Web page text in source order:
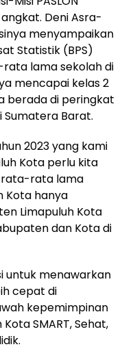
Deni Asra-
menyampaikan
Statistik (BPS)
lama sekolah di
mencapai kelas 2
berada di peringkat
Sumatera Barat.
2023 yang kami
Kota perlu kita
rata-rata lama
Kota hanya
Limapuluh Kota
dan Kota di
untuk menawarkan
cepat di
kepemimpinan
SMART, Sehat,